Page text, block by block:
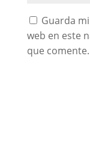
Guarda
web en este
que comente.